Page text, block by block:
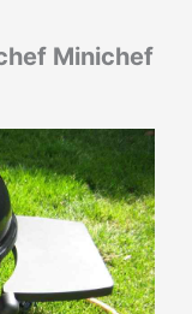
Minichef